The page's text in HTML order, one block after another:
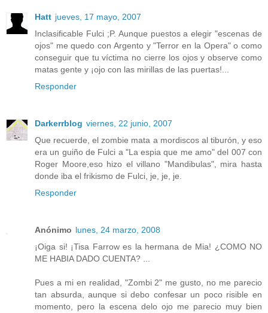
Hatt jueves, 17 mayo, 2007
Inclasificable Fulci ;P. Aunque puestos a elegir "escenas de
ojos" me quedo con Argento y "Terror en la Opera" o como
conseguir que tu víctima no cierre los ojos y observe como
matas gente y ¡ojo con las mirillas de las puertas!...
Responder
Darkerrblog viernes, 22 junio, 2007
Que recuerde, el zombie mata a mordiscos al tiburón, y eso
era un guiño de Fulci a "La espia que me amo" del 007 con
Roger Moore,eso hizo el villano "Mandibulas", mira hasta
donde iba el frikismo de Fulci, je, je, je.
Responder
Anónimo lunes, 24 marzo, 2008
¡Oiga si! ¡Tisa Farrow es la hermana de Mia! ¿COMO NO
ME HABIA DADO CUENTA? ...
Pues a mi en realidad, "Zombi 2" me gusto, no me parecio
tan absurda, aunque si debo confesar un poco risible en
momento, pero la escena delo ojo me parecio muy bien